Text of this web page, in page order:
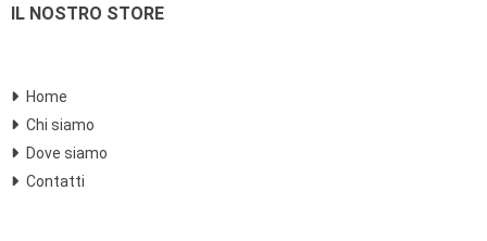
IL NOSTRO STORE
Home
Chi siamo
Dove siamo
Contatti